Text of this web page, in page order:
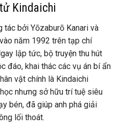
Kindaichi
bởi Yōzaburō Kanari và
năm 1992 trên tạp chí
lập tức, bộ truyện thu hút
đáo, khai thác các vụ án bí ẩn
vật chính là Kindaichi
nhưng sở hữu trí tuệ siêu
bén, đã giúp anh phá giải
lối thoát.